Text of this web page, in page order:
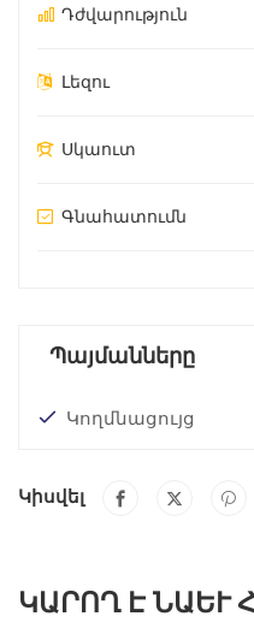
Դժվարություն
Լեզու
Սկաուտ
Գնահատումն
Պայմանները
Կողմնացույց
Կիսվել
ԿԱՐՈՂ Է ՆԱԵՒ